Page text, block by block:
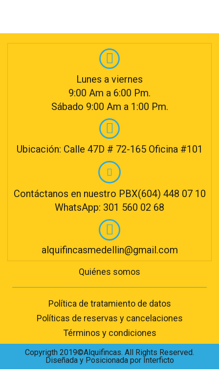
Lunes a viernes
9:00 Am a 6:00 Pm.
Sábado 9:00 Am a 1:00 Pm.
Ubicación: Calle 47D # 72-165 Oficina #101
Contáctanos en nuestro PBX(604) 448 07 10
WhatsApp: 301 560 02 68
alquifincasmedellin@gmail.com
Quiénes somos
Política de tratamiento de datos
Políticas de reservas y cancelaciones
Términos y condiciones
Copyrigth 2019©Alquifincas. All Rights Reserved.
Diseñada y Posicionada por Interficto